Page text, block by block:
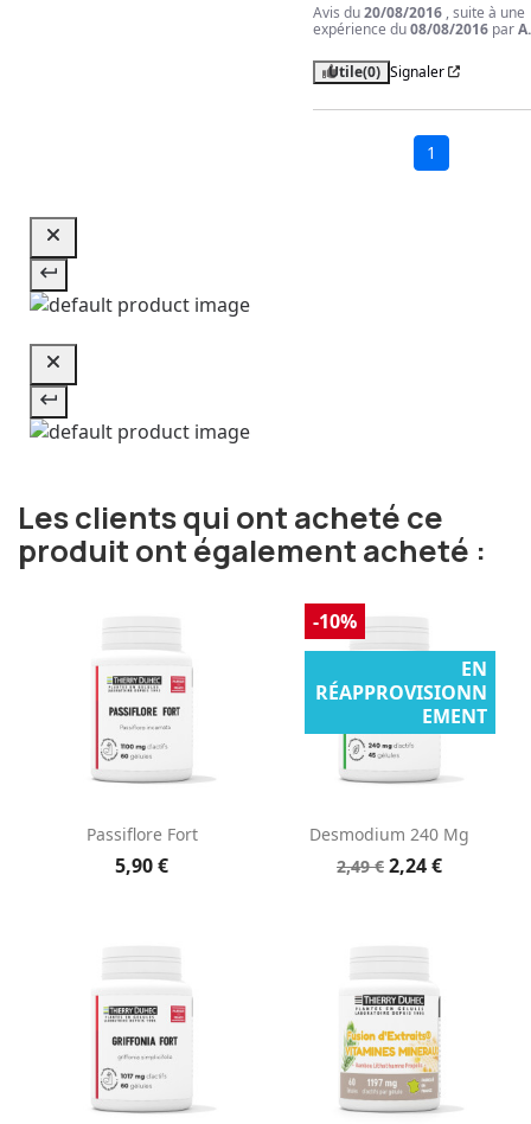
Avis du20/08/2016 , suite à une
expérience du08/08/2016 par
Utile(0) Signaler
1
Les clients qui ont acheté ce
produit ont également acheté :
Passiflore Fort
5,90 €
Desmodium 240 Mg
2,49 € 2,24 €
-10%
EN
RÉAPPROVISIONN
EMENT